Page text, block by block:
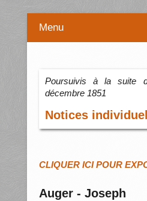
Menu
Poursuivis à la suite
décembre 1851
Notices
CLIQUER ICI POUR
Auger - Joseph